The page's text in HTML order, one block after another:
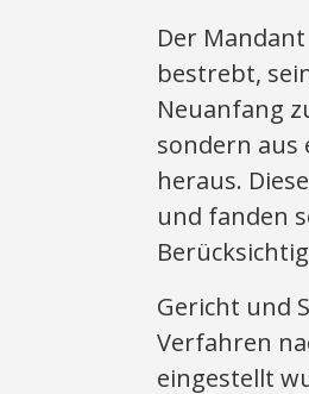
Der
bestrebt,
Neuanfang
sondern aus
heraus.
und fanden
Gericht und
Verfahren
eingestellt